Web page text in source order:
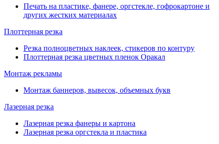
Печать на пластике, фанере, оргстекле, гофрокартоне и
других жестких материалах
Плоттерная резка
Резка полноцветных наклеек, стикеров по контуру
Плоттерная резка цветных пленок Оракал
Монтаж рекламы
Монтаж баннеров, вывесок, объемных букв
Лазерная резка
Лазерная резка фанеры и картона
Лазерная резка оргстекла и пластика